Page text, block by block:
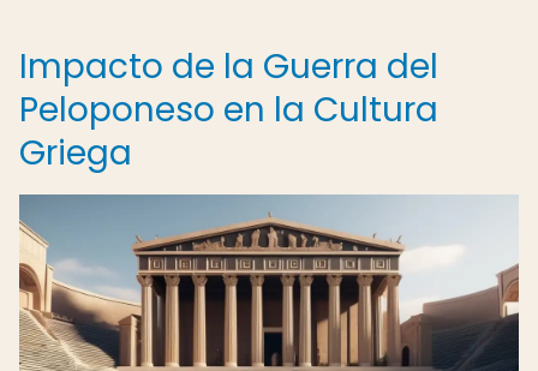
Impacto de la Guerra del
Peloponeso en la Cultura
Griega